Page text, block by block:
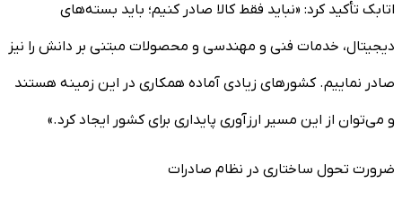
اتابک تأکید کرد: «نباید فقط کالا صادر کنیم؛ باید بسته‌های
دیجیتال، خدمات فنی و مهندسی و محصولات مبتنی بر دانش را نیز
صادر نماییم. کشورهای زیادی آماده همکاری در این زمینه هستند
و می‌توان از این مسیر ارزآوری پایداری برای کشور ایجاد کرد.»
ضرورت تحول ساختاری در نظام صادرات